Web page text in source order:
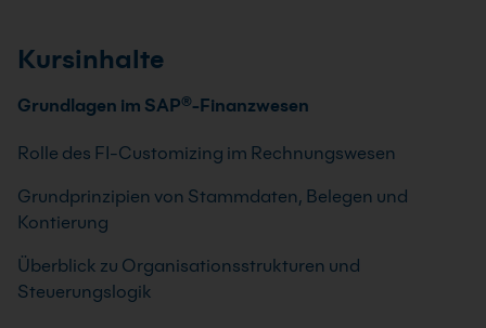
Kursinhalte
Grundlagen im SAP®-Finanzwesen
Rolle des FI-Customizing im Rechnungswesen
Grundprinzipien von Stammdaten, Belegen und
Kontierung
Überblick zu Organisationsstrukturen und
Steuerungslogik